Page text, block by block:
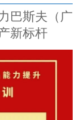
巴斯夫（广
新标杆